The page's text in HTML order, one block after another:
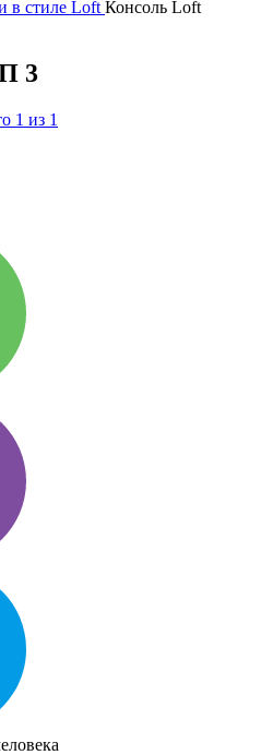
в стиле Loft Консоль Loft
3